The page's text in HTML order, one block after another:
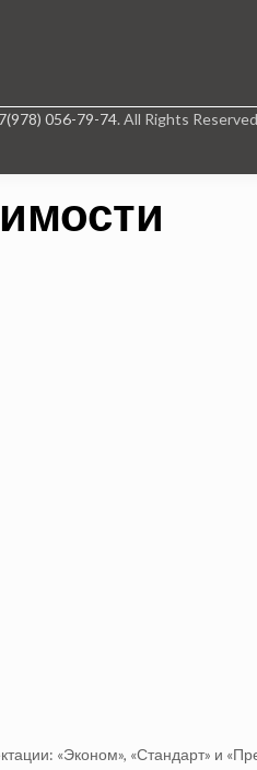
056-79-74. All Rights
«Эконом», «Стандарт» и